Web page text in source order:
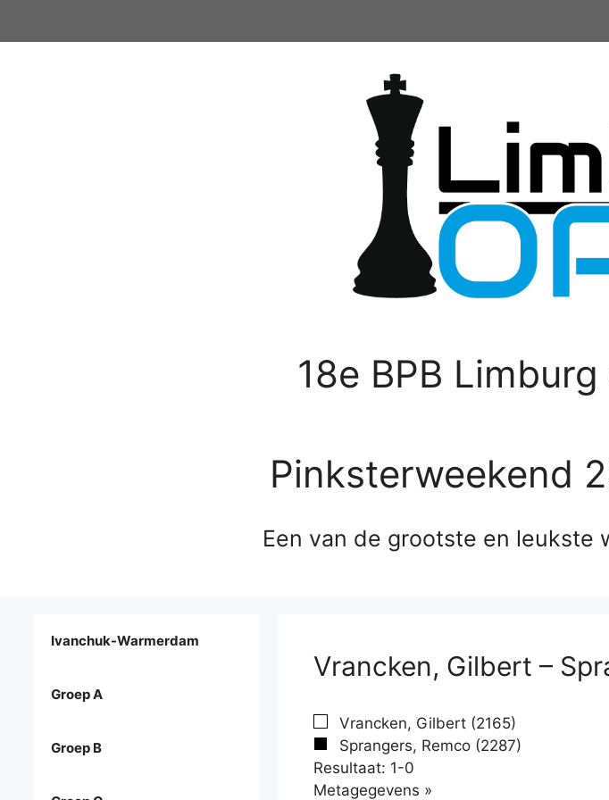
18e BPB
Pinksterweekend
Een van de grootste en leukste
Vrancken, Gilbert –
Vrancken, Gilbert (2165)
Sprangers, Remco (2287)
Resultaat: 1-0
Metagegevens »
Ivanchuk-Warmerdam
Groep A
Groep B